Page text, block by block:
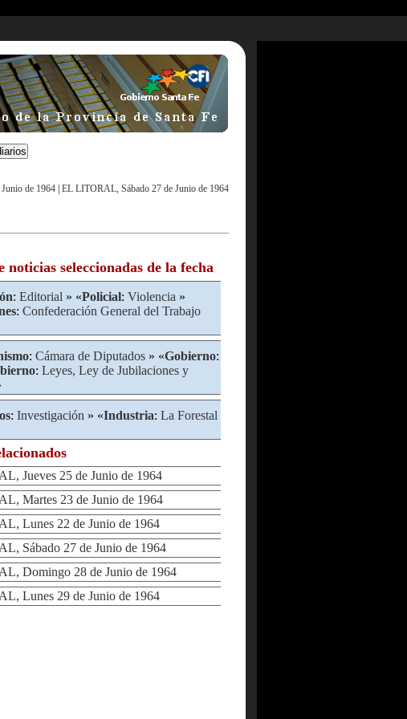
de 1964 EL LITORAL, Sábado 27 de Junio de 1964
noticias seleccionadas de la fecha
: Editorial » «Policial: Violencia »
: Confederación General del Trabajo
: Cámara de Diputados » «Gobierno:
: Leyes, Ley de Jubilaciones y
: Investigación » «Industria: La Forestal
Jueves 25 de Junio de 1964
Martes 23 de Junio de 1964
Lunes 22 de Junio de 1964
Sábado 27 de Junio de 1964
Domingo 28 de Junio de 1964
Lunes 29 de Junio de 1964